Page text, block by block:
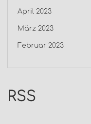
April 2023
März 2023
Februar 2023
RSS